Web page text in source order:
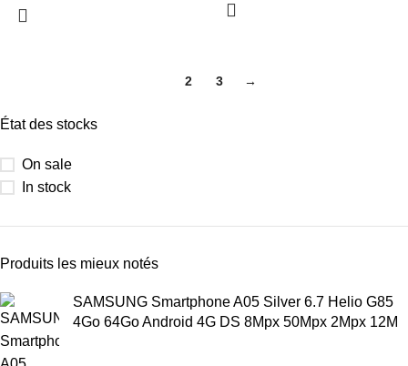
État des stocks
On sale
In stock
Produits les mieux notés
SAMSUNG Smartphone A05 Silver 6.7 Helio G85
4Go 64Go Android 4G DS 8Mpx 50Mpx 2Mpx 12M
2 3 →